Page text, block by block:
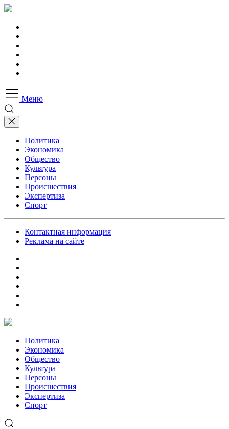
Меню
Политика
Экономика
Общество
Культура
Персоны
Происшествия
Экспертиза
Спорт
Контактная информация
Реклама на сайте
Политика
Экономика
Общество
Культура
Персоны
Происшествия
Экспертиза
Спорт